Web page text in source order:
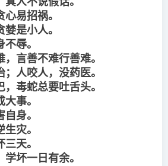
易招祸。
是小人。
辱。
言善不难行善难。
人咬人，没药医。
毒蛇总要吐舌头。
事。
身。
灾。
天。
坏一日有余。